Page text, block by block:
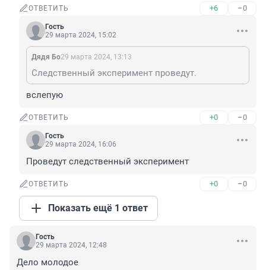
ОТВЕТИТЬ +6 –0
Гость
29 марта 2024, 15:02
Дядя Бо29 марта 2024, 13:13
Следственный эксперимент проведут.
вслепую
ОТВЕТИТЬ +0 –0
Гость
29 марта 2024, 16:06
Проведут следственный эксперимент
ОТВЕТИТЬ +0 –0
Показать ещё 1 ответ
Гость
29 марта 2024, 12:48
Дело молодое